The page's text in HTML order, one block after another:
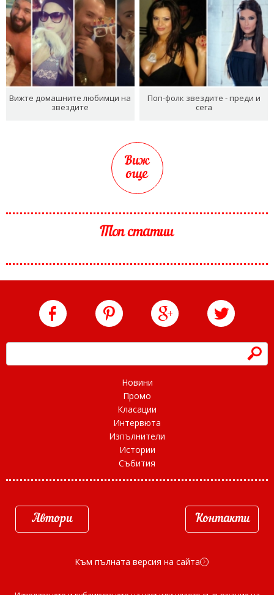
Вижте домашните любимци на
звездите
Поп-фолк звездите - преди и
сега
Виж
още
Топ статии
h
Новини
Промо
Класации
Интервюта
Изпълнители
Истории
Събития
Автори Контакти
Към пълната версия на сайта d